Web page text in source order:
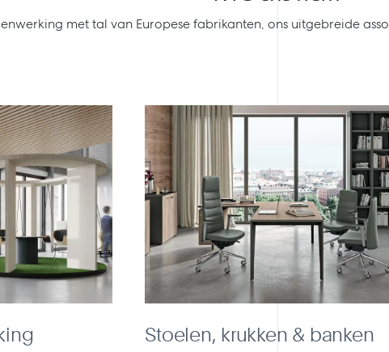
met tal van Europese fabrikanten, ons uitgebreide
Stoelen, krukken & banken